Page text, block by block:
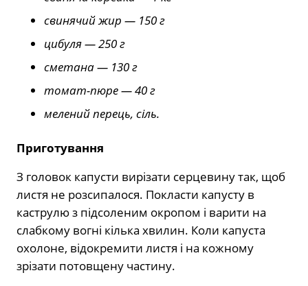
свинячий жир — 150 г
цибуля — 250 г
сметана — 130 г
томат-пюре — 40 г
мелений перець, сіль.
Приготування
З головок капусти вирізати серцевину так, щоб
листя не розсипалося. Покласти капусту в
каструлю з підсоленим окропом і варити на
слабкому вогні кілька хвилин. Коли капуста
охолоне, відокремити листя і на кожному
зрізати потовщену частину.